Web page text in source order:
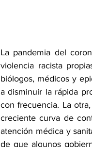
La pandemia del
violencia racista
biólogos, médicos y
a disminuir la rápida
con frecuencia. La
creciente curva de
atención médica y
de que algunos